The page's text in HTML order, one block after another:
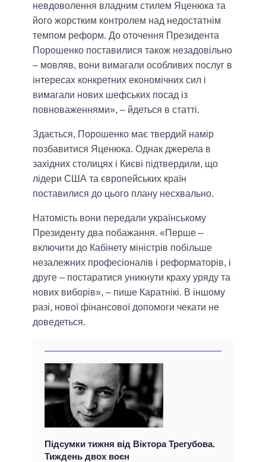
невдоволення владним стилем Яценюка та
його жорстким контролем над недостатнім
темпом реформ. До оточення Президента
Порошенко поставилися також незадовільно
– мовляв, вони вимагали особливих послуг в
інтересах конкретних економічних сил і
вимагали нових шефських посад із
повноваженнями», – йдеться в статті.
Здається, Порошенко має твердий намір
позбавитися Яценюка. Однак джерела в
західних столицях і Києві підтвердили, що
лідери США та європейських країн
поставилися до цього плану несхвально.
Натомість вони передали українському
Президенту два побажання. «Перше –
включити до Кабінету міністрів побільше
незалежних професіоналів і реформаторів, і
друге – постаратися уникнути краху уряду та
нових виборів», – пише Каратнікі. В іншому
разі, нової фінансової допомоги чекати не
доведеться.
Підсумки тижня від Віктора Трегубова.
Тиждень двох воєн